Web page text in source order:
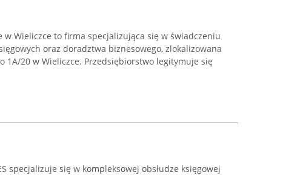
w Wieliczce to firma specjalizująca się w świadczeniu
oraz doradztwa biznesowego, zlokalizowana
1A/20 w Wieliczce. Przedsiębiorstwo legitymuje się
specjalizuje się w kompleksowej obsłudze księgowej